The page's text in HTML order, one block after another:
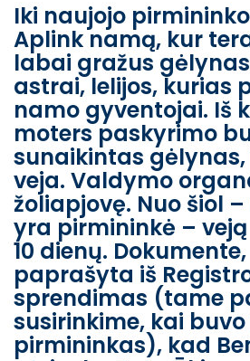
Iki naujojo
Aplink namą, kur
labai gražus
astrai, lelijos, kurias
namo gyventojai. Iš
moters paskyrimo
sunaikintas
veja. Valdymo
žoliapjovę. Nuo šiol
yra pirmininkė –
10 dienų.
paprašyta iš
sprendimas (tame
susirinkime, kai
pirmininkas), kad